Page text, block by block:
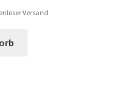
Versand